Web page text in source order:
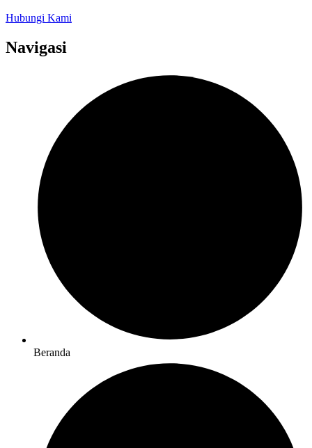
Hubungi Kami
Navigasi
Beranda